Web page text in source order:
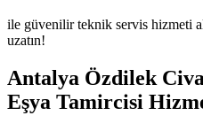
ile güvenilir teknik servis hizmeti
uzatın!
Antalya Özdilek
Eşya Tamircisi